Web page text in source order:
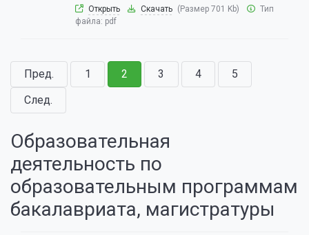
Открыть Скачать (Размер 701 Kb)
Тип
файла: pdf
Пред. 1 2 3 4
5
След.
Образовательная
деятельность по
образовательным программам
бакалавриата, магистратуры